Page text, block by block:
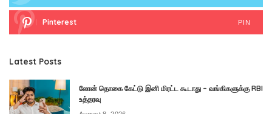
Pinterest PIN
Latest Posts
லோன் தொகை கேட்டு இனி மிரட்ட கூடாது – வங்கிகளுக்கு RBI
உத்தரவு